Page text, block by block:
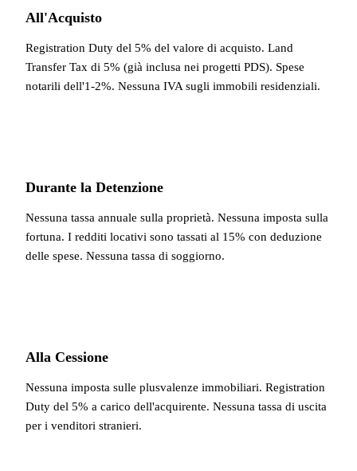
All'Acquisto
Registration Duty del 5% del valore di acquisto. Land
Transfer Tax di 5% (già inclusa nei progetti PDS). Spese
notarili dell'1-2%. Nessuna IVA sugli immobili residenziali.
Durante la Detenzione
Nessuna tassa annuale sulla proprietà. Nessuna imposta sulla
fortuna. I redditi locativi sono tassati al 15% con deduzione
delle spese. Nessuna tassa di soggiorno.
Alla Cessione
Nessuna imposta sulle plusvalenze immobiliari. Registration
Duty del 5% a carico dell'acquirente. Nessuna tassa di uscita
per i venditori stranieri.